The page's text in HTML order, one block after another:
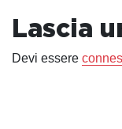
Lascia
Devi essere